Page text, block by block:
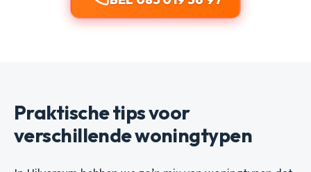
Praktische tips voor
verschillende woningtypen